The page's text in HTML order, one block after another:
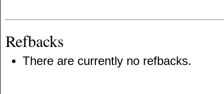
Refbacks
There are currently no refbacks.